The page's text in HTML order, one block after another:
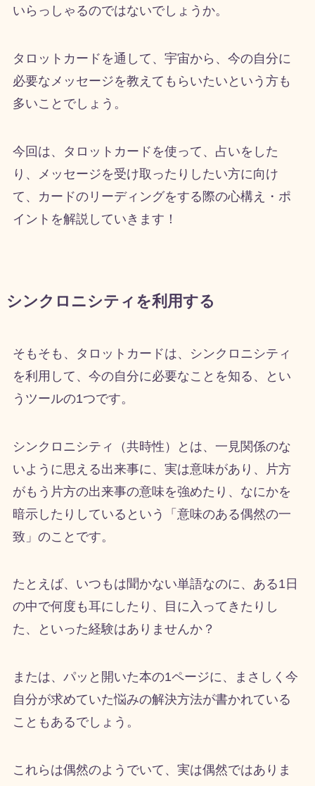
いらっしゃるのではないでしょうか。
タロットカードを通して、宇宙から、今の自分に
必要なメッセージを教えてもらいたいという方も
多いことでしょう。
今回は、タロットカードを使って、占いをした
り、メッセージを受け取ったりしたい方に向け
て、カードのリーディングをする際の心構え・ポ
イントを解説していきます！
シンクロニシティを利用する
そもそも、タロットカードは、シンクロニシティ
を利用して、今の自分に必要なことを知る、とい
うツールの1つです。
シンクロニシティ（共時性）とは、一見関係のな
いように思える出来事に、実は意味があり、片方
がもう片方の出来事の意味を強めたり、なにかを
暗示したりしているという「意味のある偶然の一
致」のことです。
たとえば、いつもは聞かない単語なのに、ある1日
の中で何度も耳にしたり、目に入ってきたりし
た、といった経験はありませんか？
または、パッと開いた本の1ページに、まさしく今
自分が求めていた悩みの解決方法が書かれている
こともあるでしょう。
これらは偶然のようでいて、実は偶然ではありま